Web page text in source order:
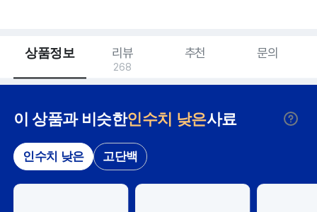
상품정보 리뷰
268
추천 문의
이 상품과 비슷한인수치 낮은사료
인수치 낮은 고단백